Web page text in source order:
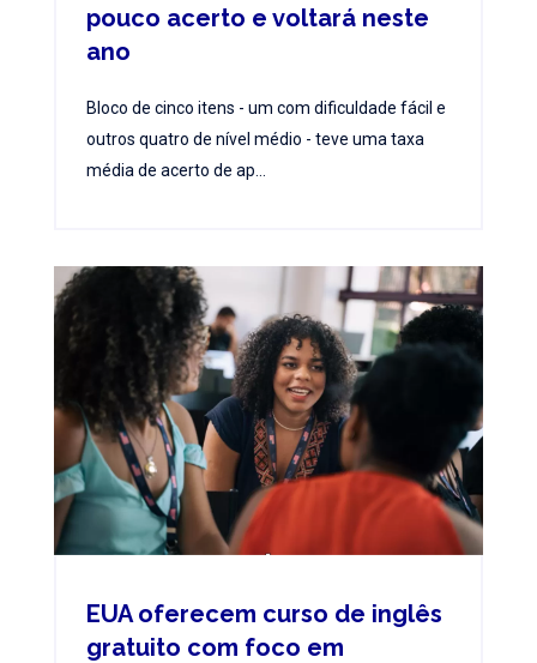
pouco acerto e voltará neste
ano
Bloco de cinco itens - um com dificuldade fácil e
outros quatro de nível médio - teve uma taxa
média de acerto de ap...
EUA oferecem curso de inglês
gratuito com foco em